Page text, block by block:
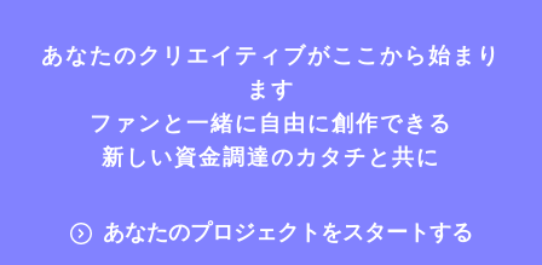
あなたのクリエイティブがここから始まり
ます
ファンと一緒に自由に創作できる
新しい資金調達のカタチと共に
あなたのプロジェクトをスタートする